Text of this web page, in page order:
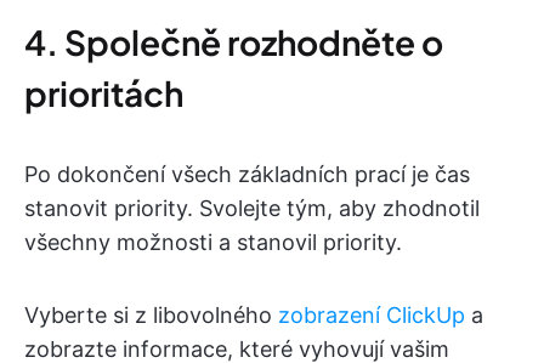
4. Společně rozhodněte o
prioritách
Po dokončení všech základních prací je čas
stanovit priority. Svolejte tým, aby zhodnotil
všechny možnosti a stanovil priority.
Vyberte si z libovolného zobrazení ClickUp a
zobrazte informace, které vyhovují vašim